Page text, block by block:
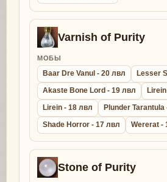
Varnish of Purity
МОБЫ
Baar Dre Vanul - 20 лвл
Lesser
Akaste Bone Lord - 19 лвл
Lirein - 18 лвл
Plunder Tarantula
Shade Horror - 17 лвл
Wererat -
Stone of Purity